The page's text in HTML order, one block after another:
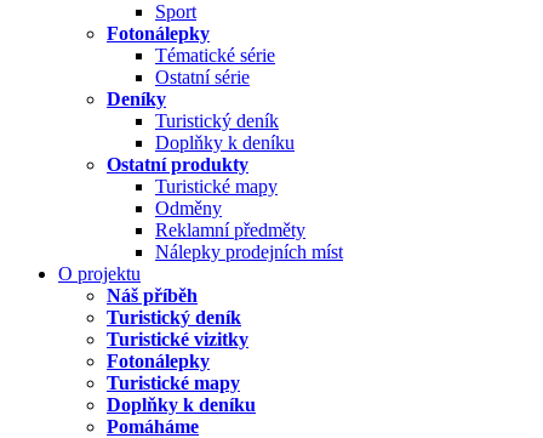
Sport
Fotonálepky
Tématické série
Ostatní série
Deníky
Turistický deník
Doplňky k deníku
Ostatní produkty
Turistické mapy
Odměny
Reklamní předměty
Nálepky prodejních míst
O projektu
Náš příběh
Turistický deník
Turistické vizitky
Fotonálepky
Turistické mapy
Doplňky k deníku
Pomáháme